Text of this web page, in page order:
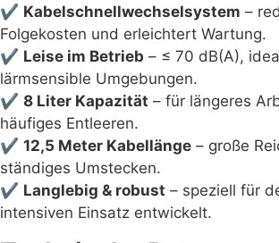
✔ Kabelschnellwechselsystem –
Folgekosten und erleichtert Wartung.
✔ Leise im Betrieb – ≤ 70 dB(A),
lärmsensible Umgebungen.
✔ 8 Liter Kapazität – für längeres
häufiges Entleeren.
✔ 12,5 Meter Kabellänge – große
ständiges Umstecken.
✔ Langlebig & robust – speziell für
intensiven Einsatz entwickelt.